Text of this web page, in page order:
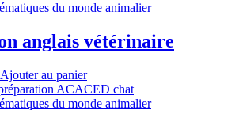
du monde animalier
anglais vétérinaire
Ajouter au panier
du monde animalier